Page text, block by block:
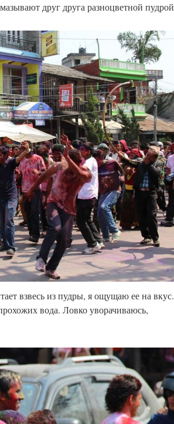
друг друга разноцветной пудрой
взвесь из пудры, я ощущаю ее на вкус.
вода. Ловко уворачиваюсь,